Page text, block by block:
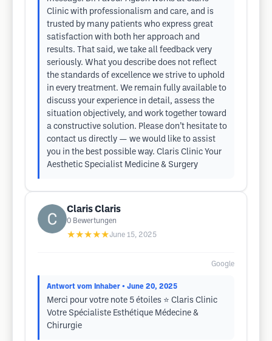
Clinic with professionalism and care, and is
trusted by many patients who express great
satisfaction with both her approach and
results. That said, we take all feedback very
seriously. What you describe does not reflect
the standards of excellence we strive to uphold
in every treatment. We remain fully available to
discuss your experience in detail, assess the
situation objectively, and work together toward
a constructive solution. Please don’t hesitate to
contact us directly — we would like to assist
you in the best possible way. Claris Clinic Your
Aesthetic Specialist Medicine & Surgery
Claris Claris
0 Bewertungen
★★★★★June 15, 2025
Google
Antwort vom Inhaber • June 20, 2025
Merci pour votre note 5 étoiles ⭐ Claris Clinic
Votre Spécialiste Esthétique Médecine &
Chirurgie